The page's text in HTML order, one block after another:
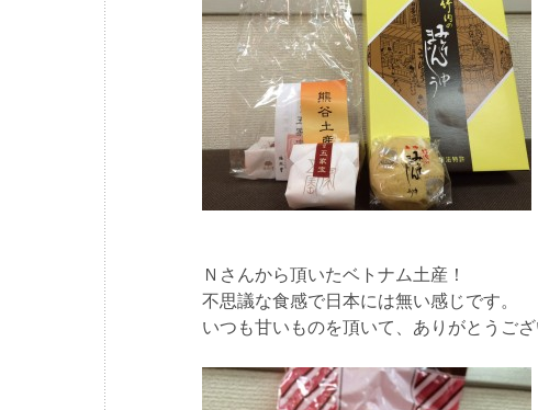
Ｎさんから頂いたベトナム土産！
不思議な食感で日本には無い感じです。
いつも甘いものを頂いて、ありがとうご